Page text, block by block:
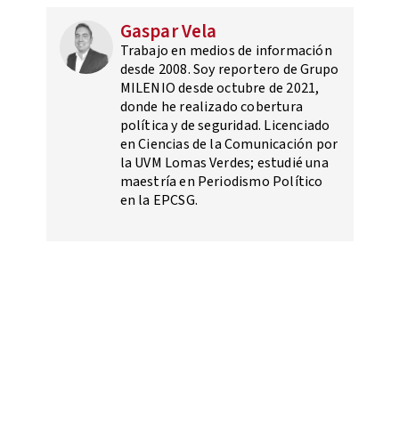
Gaspar Vela
Trabajo en medios de información
desde 2008. Soy reportero de Grupo
MILENIO desde octubre de 2021,
donde he realizado cobertura
política y de seguridad. Licenciado
en Ciencias de la Comunicación por
la UVM Lomas Verdes; estudié una
maestría en Periodismo Político
en la EPCSG.